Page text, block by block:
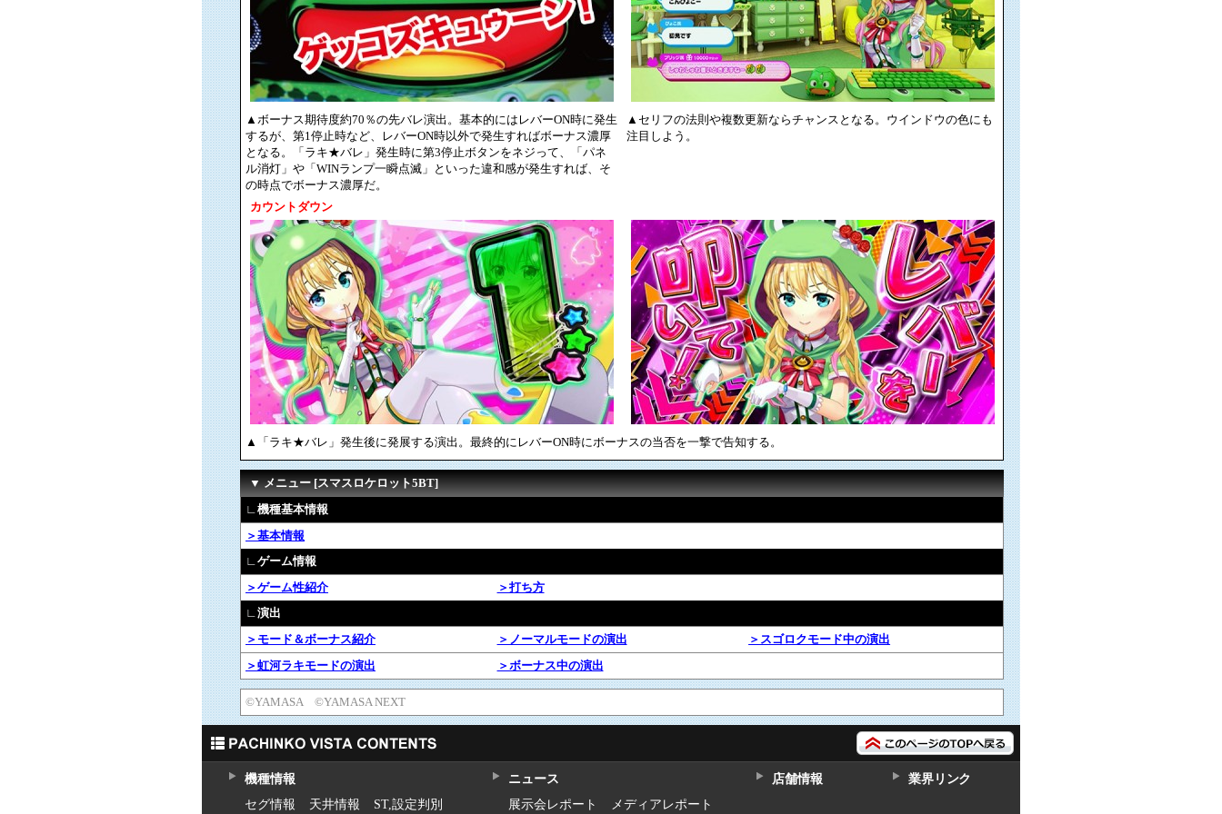
▲ボーナス期待度約70％の先バレ演出。基本的にはレバーON時に発生
するが、第1停止時など、レバーON時以外で発生すればボーナス濃厚
となる。「ラキ★バレ」発生時に第3停止ボタンをネジって、「パネ
ル消灯」や「WINランプ一瞬点滅」といった違和感が発生すれば、そ
の時点でボーナス濃厚だ。
▲セリフの法則や複数更新ならチャンスとなる。ウインドウの色にも
注目しよう。
カウントダウン
▲「ラキ★バレ」発生後に発展する演出。最終的にレバーON時にボーナスの当否を一撃で告知する。
▼ メニュー [スマスロケロット5BT]
∟機種基本情報
＞基本情報
∟ゲーム情報
＞ゲーム性紹介
＞打ち方
∟演出
＞モード＆ボーナス紹介
＞ノーマルモードの演出
＞スゴロクモード中の演出
＞虹河ラキモードの演出
＞ボーナス中の演出
©YAMASA ©YAMASA NEXT
機種情報
セグ情報
天井情報 ST,設定判別
ニュース
展示会レポート
メディアレポート
店舗情報 業界リンク